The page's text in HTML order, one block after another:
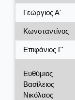
Γεώργιος Α'
Κωνσταντίνος
Επιφάνιος Γ'
Ευθύμιος
Βασίλειος
Νικόλαος